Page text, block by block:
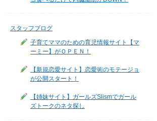
スタッフブログ
子育てママのための育児情報サイト【マ
ーミー】がＯＰＥＮ！
【新規恋愛サイト】恋愛術のモテージョ
が公開スタート！
【姉妹サイト】ガールズSlismでガール
ズトークのネタ探し